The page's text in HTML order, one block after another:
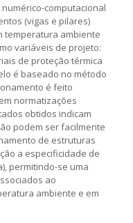
computacional
(vigas e pilares)
temperatura ambiente
variáveis de projeto:
de proteção térmica
é baseado no método
é feito
normatizações
obtidos indicam
podem ser facilmente
de estruturas
a especificidade de
permitindo-se uma
ao
ambiente e em